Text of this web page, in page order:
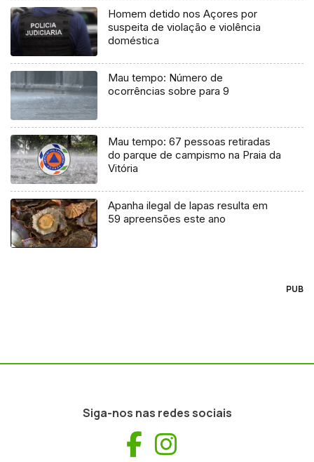
Homem detido nos Açores por
suspeita de violação e violência
doméstica
Mau tempo: Número de
ocorrências sobre para 9
Mau tempo: 67 pessoas retiradas
do parque de campismo na Praia da
Vitória
Apanha ilegal de lapas resulta em
59 apreensões este ano
PUB
Siga-nos nas redes sociais
Facebook